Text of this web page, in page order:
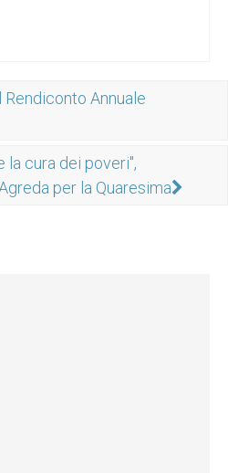
Annuale
la cura dei poveri",
per la Quaresima